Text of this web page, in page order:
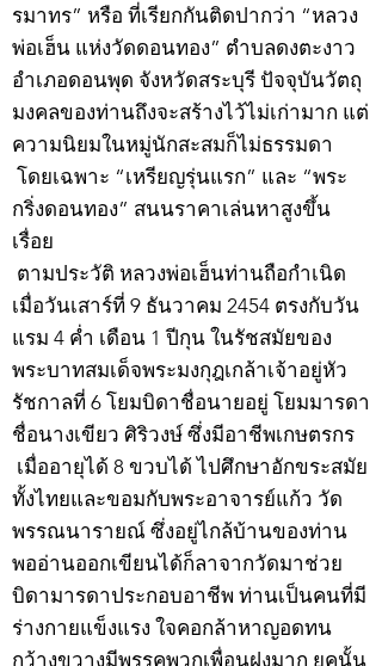
รมาทร” หรือ ที่เรียกกันติดปากว่า “หลวง
พ่อเฮ็น แห่งวัดดอนทอง” ตำบลดงตะงาว
อำเภอดอนพุด จังหวัดสระบุรี ปัจจุบันวัตถุ
มงคลของท่านถึงจะสร้างไว้ไม่เก่ามาก แต่
ความนิยมในหมู่นักสะสมก็ไม่ธรรมดา
โดยเฉพาะ “เหรียญรุ่นแรก” และ “พระ
กริ่งดอนทอง” สนนราคาเล่นหาสูงขึ้น
เรื่อย
ตามประวัติ หลวงพ่อเฮ็นท่านถือกำเนิด
เมื่อวันเสาร์ที่ 9 ธันวาคม 2454 ตรงกับวัน
แรม 4 ค่ำ เดือน 1 ปีกุน ในรัชสมัยของ
พระบาทสมเด็จพระมงกุฎเกล้าเจ้าอยู่หัว
รัชกาลที่ 6 โยมบิดาชื่อนายอยู่ โยมมารดา
ชื่อนางเขียว ศิริวงษ์ ซึ่งมีอาชีพเกษตรกร
เมื่ออายุได้ 8 ขวบได้ ไปศึกษาอักขระสมัย
ทั้งไทยและขอมกับพระอาจารย์แก้ว วัด
พรรณนารายณ์ ซึ่งอยู่ไกล้บ้านของท่าน
พออ่านออกเขียนได้ก็ลาจากวัดมาช่วย
บิดามารดาประกอบอาชีพ ท่านเป็นคนที่มี
ร่างกายแข็งแรง ใจคอกล้าหาญอดทน
กว้างขวางมีพรรคพวกเพื่อนฝูงมาก ยุคนั้น